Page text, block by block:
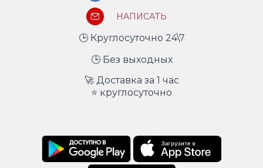
НАПИСАТЬ
🕒 Круглосуточно 24\7
🕒 Без выходных
🚀 Доставка за 1 час
⭐ круглосуточно